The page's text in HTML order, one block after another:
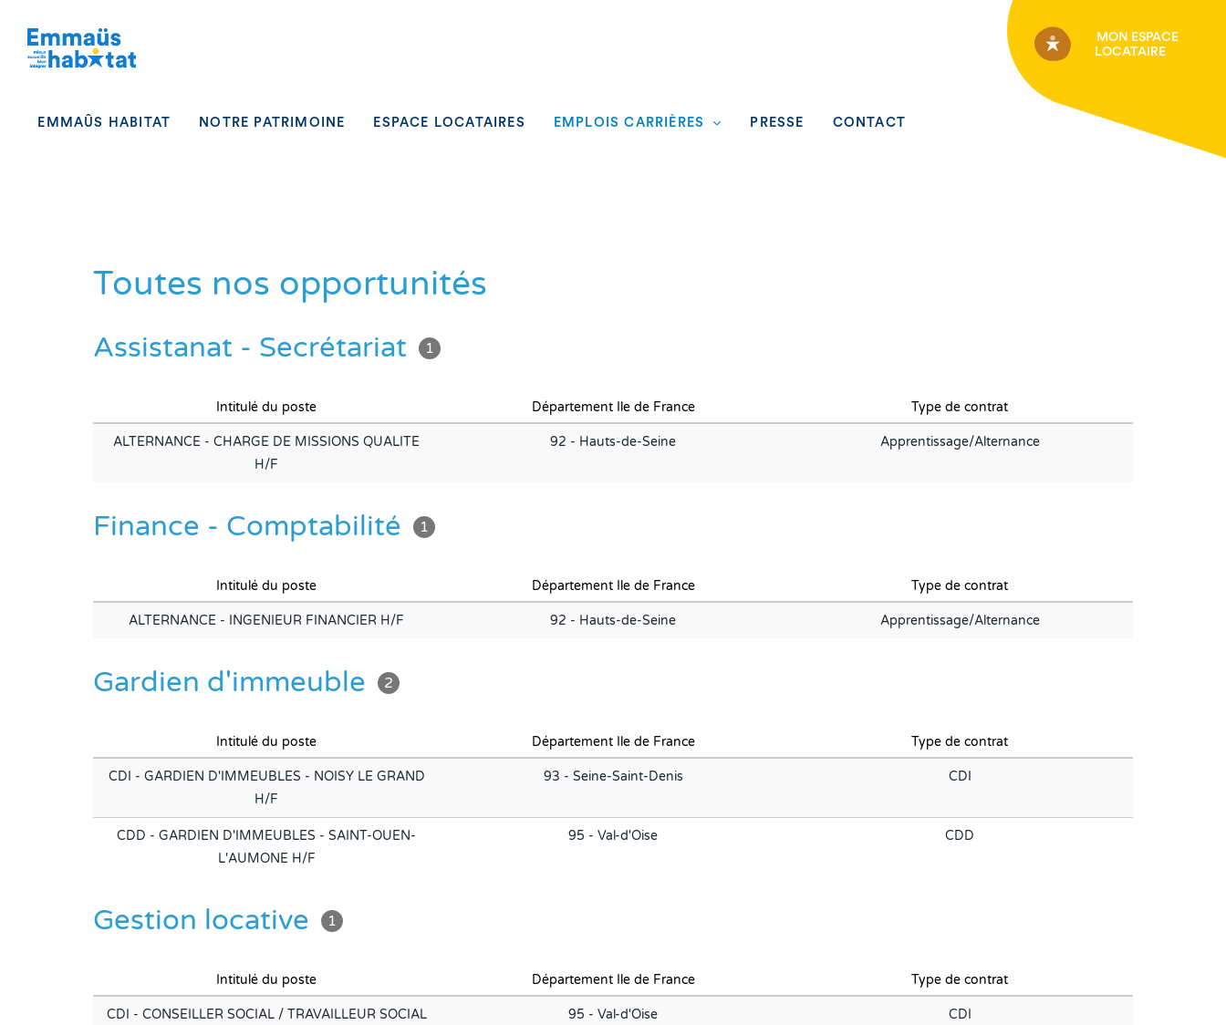
EMMAÛS HABITAT NOTRE PATRIMOINE ESPACE LOCATAIRES EMPLOIS CARRIÈRES PRESSE CONTACT
MON ESPACE
LOCATAIRE
Toutes nos opportunités
Assistanat - Secrétariat 1
Intitulé du poste Département Ile de France Type de contrat
ALTERNANCE - CHARGE DE MISSIONS QUALITE
H/F
92 - Hauts-de-Seine Apprentissage/Alternance
Finance - Comptabilité 1
Intitulé du poste Département Ile de France Type de contrat
ALTERNANCE - INGENIEUR FINANCIER H/F 92 - Hauts-de-Seine Apprentissage/Alternance
Gardien d'immeuble 2
Intitulé du poste Département Ile de France Type de contrat
CDI - GARDIEN D'IMMEUBLES - NOISY LE GRAND
H/F
93 - Seine-Saint-Denis CDI
CDD - GARDIEN D'IMMEUBLES - SAINT-OUEN-
L'AUMONE H/F
95 - Val-d'Oise CDD
Gestion locative 1
Intitulé du poste Département Ile de France Type de contrat
CDI - CONSEILLER SOCIAL / TRAVAILLEUR SOCIAL
95 - Val-d'Oise CDI